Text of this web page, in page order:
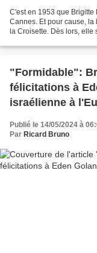
C'est en 1953 que
Cannes. Et pour cause,
la Croisette. Dès lors,
"Formidable":
félicitations à
israélienne à
Publié le 14/05/2024 à
Par Ricard Bruno